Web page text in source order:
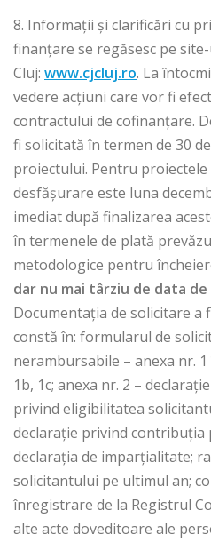
8. Informații și clarificări cu
finanțare se regăsesc pe
Cluj: www.cjcluj.ro. La
vedere acţiuni care vor fi
contractului de cofinanţare.
fi solicitată în termen de 30
proiectului. Pentru
desfășurare este luna
imediat după finalizarea
în termenele de plată
metodologice pentru
dar nu mai târziu de data de
Documentația de solicitare
constă în: formularul de
nerambursabile – anexa nr.
1b, 1c; anexa nr. 2 –
privind eligibilitatea
declarație privind contribuția
declarația de imparțialitate;
solicitantului pe ultimul an;
înregistrare de la Registrul
alte acte doveditoare ale